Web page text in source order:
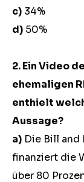
c) 34%
d) 50%
2. Ein Video
ehemaligen
enthielt
Aussage?
a) Die Bill and
finanziert die
über 80